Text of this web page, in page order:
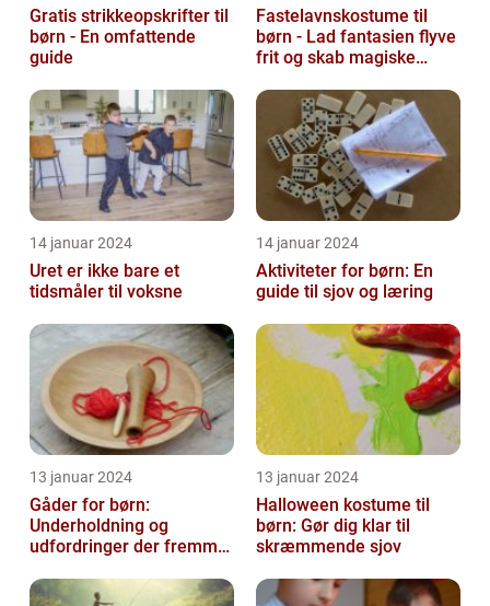
Gratis strikkeopskrifter til
børn - En omfattende
guide
Fastelavnskostume til
børn - Lad fantasien flyve
frit og skab magiske
14 januar 2024
Uret er ikke bare et
tidsmåler til voksne
14 januar 2024
Aktiviteter for børn: En
guide til sjov og læring
13 januar 2024
Gåder for børn:
Underholdning og
udfordringer der fremmer
13 januar 2024
Halloween kostume til
børn: Gør dig klar til
skræmmende sjov